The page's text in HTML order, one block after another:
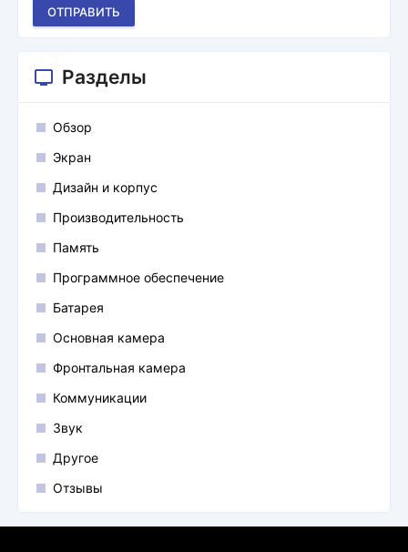
ОТПРАВИТЬ
Разделы
Обзор
Экран
Дизайн и корпус
Производительность
Память
Программное обеспечение
Батарея
Основная камера
Фронтальная камера
Коммуникации
Звук
Другое
Отзывы